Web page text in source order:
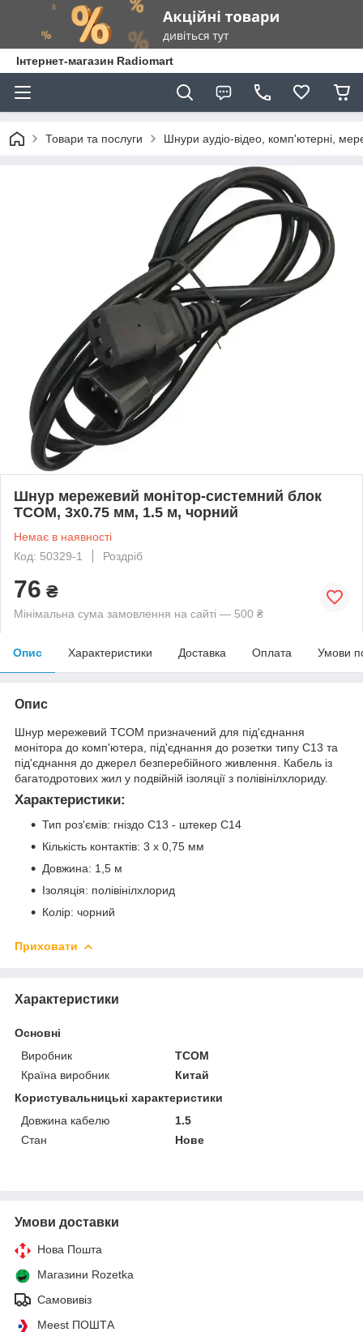
Інтернет-магазин Radiomart
Товари та послуги Шнури аудіо-відео, комп'ютерні,
Шнур мережевий монітор-системний блок
TCOM, 3х0.75 мм, 1.5 м, чорний
Немає в наявності
Код: 50329-1
Роздріб
76 ₴
Мінімальна сума замовлення на сайті — 500 ₴
Опис Характеристики Доставка Оплата Умови
Опис
Шнур мережевий TCOM призначений для під'єднання
монітора до комп'ютера, під'єднання до розетки типу C13 та
під'єднання до джерел безперебійного живлення. Кабель із
багатодротових жил у подвійній ізоляції з полівінілхлориду.
Характеристики:
Тип роз'ємів: гніздо C13 - штекер C14
Кількість контактів: 3 х 0,75 мм
Довжина: 1,5 м
Ізоляція: полівінілхлорид
Колір: чорний
Приховати
Характеристики
Основні
Виробник
TCOM
Країна виробник
Китай
Користувальницькі характеристики
Довжина кабелю
1.5
Стан
Нове
Умови доставки
Нова Пошта
Магазини Rozetka
Самовивіз
Meest ПОШТА